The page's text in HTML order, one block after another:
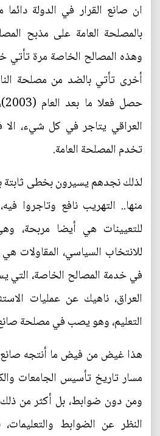
ان صانع القرار في الدولة
بالمصلحة العامة على مذبح
وهذه المصالح الخاصة مرة تأتي
أخرى تأتي بالضد من مصلحة
العراقي يتاجر في كل شيء، الا
تخدم المصلحة العامة.
لذلك نجدهم يسيرون بخطى ثابتة
منها.. التهريب نافع وتاجروا
للتعيينات هي أيضا مربحة،
للانتخاب السياسي، المقاولات
في خدمة المصالح الخاصة، التي
العراق، ناهيك عن عمليات
التعليم، وهو يصب في مصلحة صانع
هذا غيض من فيض ما أنتجه
مسار تاريخ تأسيس الجامعات
ومن دون ضوابط، بل أكثر من
النظر عن الضوابط